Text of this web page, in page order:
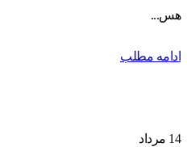
هس...
ادامه مطلب
14 مرداد